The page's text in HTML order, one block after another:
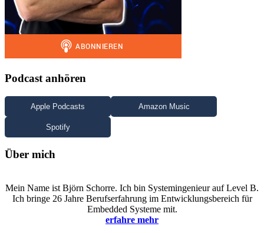
Podcast anhören
Apple Podcasts Amazon Music
Spotify
Über mich
Mein Name ist Björn Schorre. Ich bin Systemingenieur auf Level B.
Ich bringe 26 Jahre Berufserfahrung im Entwicklungsbereich für
Embedded Systeme mit.
erfahre mehr